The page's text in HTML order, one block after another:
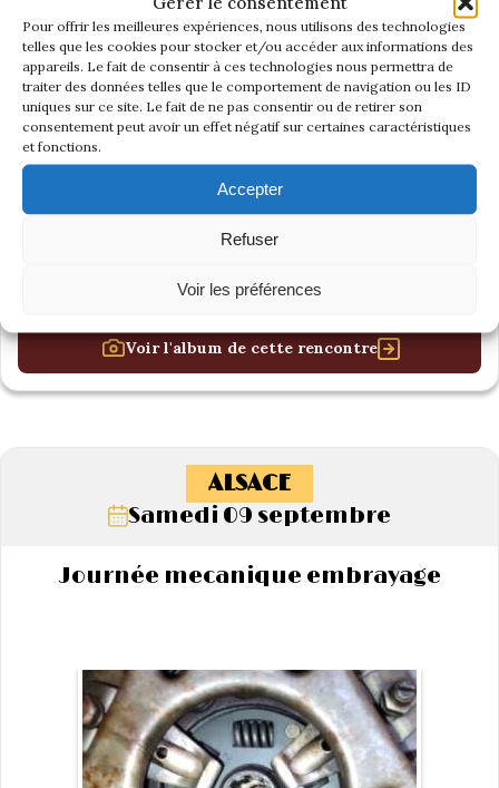
Pour offrir les meilleures expériences, nous utilisons des technologies
telles que les cookies pour stocker et/ou accéder aux informations des
appareils. Le fait de consentir à ces technologies nous permettra de
traiter des données telles que le comportement de navigation ou les ID
uniques sur ce site. Le fait de ne pas consentir ou de retirer son
consentement peut avoir un effet négatif sur certaines caractéristiques
et fonctions.
Accepter
Refuser
Voir les préférences
Voir l'album de cette rencontre
ALSACE
Samedi 09 septembre
Journée mecanique embrayage